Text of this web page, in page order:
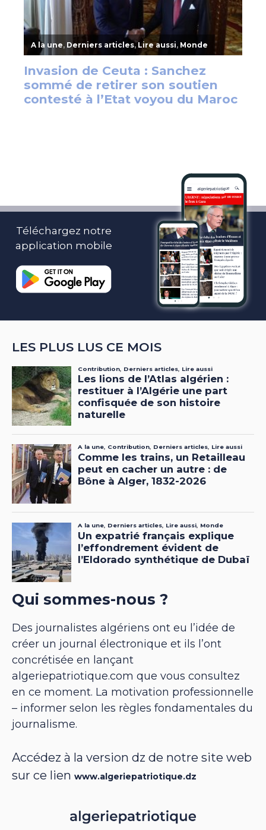
Téléchargez notre
application mobile
LES PLUS LUS CE MOIS
Qui sommes-nous ?
Des journalistes algériens ont eu l’idée de
créer un journal électronique et ils l’ont
concrétisée en lançant
algeriepatriotique.com que vous consultez
en ce moment. La motivation professionnelle
– informer selon les règles fondamentales du
journalisme.
Accédez à la version dz de notre site web
sur ce lien www.algeriepatriotique.dz